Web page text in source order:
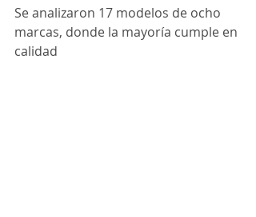
Se analizaron 17 modelos de ocho
marcas, donde la mayoría cumple en
calidad